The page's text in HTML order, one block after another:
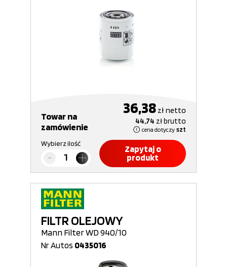
Towar na
zamówienie
36,38 złnetto
44,74 złbrutto
cena dotyczy szt
Wybierz ilość
Zapytaj o
produkt
FILTR OLEJOWY
Mann Filter WD 940/10
Nr Autos 0435016